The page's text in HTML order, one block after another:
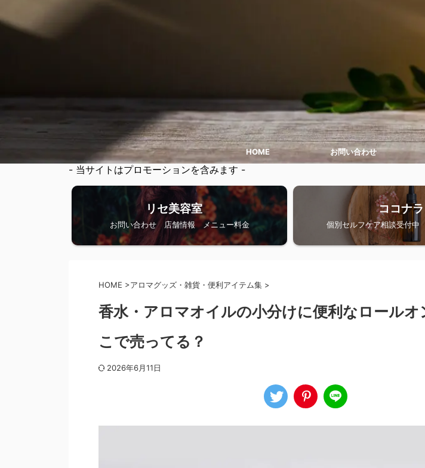
HOME お問い合わせ
- 当サイトはプロモーションを含みます -
リセ美容室
お問い合わせ 店舗情報 メニュー料金
ココナラ
個別セルフケア相談受付
HOME >アロマグッズ・雑貨・便利アイテム集 >
香水・アロマオイルの小分けに便利なロール
こで売ってる？
2026年6月11日